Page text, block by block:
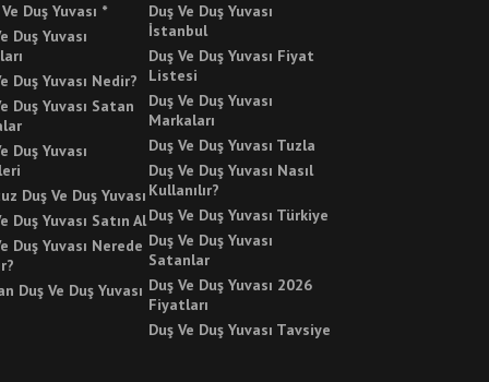
Duş Yuvası *
Duş Yuvası
Duş Yuvası Nedir?
Duş Yuvası Satan
Duş Yuvası
Duş Ve Duş Yuvası
Duş Yuvası Satın Al
Duş Yuvası Nerede
Duş Ve Duş Yuvası
Duş Ve Duş Yuvası
İstanbul
Duş Ve Duş Yuvası Fiyat
Listesi
Duş Ve Duş Yuvası
Markaları
Duş Ve Duş Yuvası Tuzla
Duş Ve Duş Yuvası Nasıl
Kullanılır?
Duş Ve Duş Yuvası Türkiye
Duş Ve Duş Yuvası
Satanlar
Duş Ve Duş Yuvası 2026
Fiyatları
Duş Ve Duş Yuvası Tavsiye